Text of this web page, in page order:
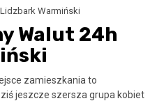
Warmiński
Walut 24h
zamieszkania to
jeszcze szersza grupa kobiet